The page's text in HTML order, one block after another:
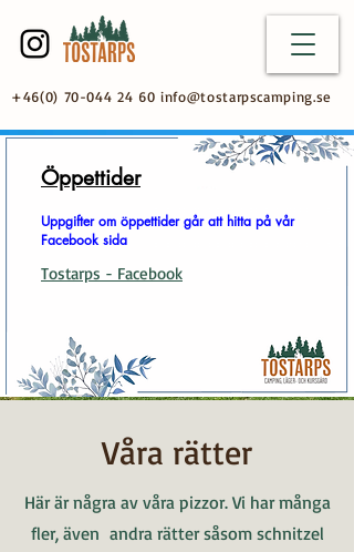
info@tostarpscamping.se
+46(0) 70-044 24 60
Öppettider
Uppgifter om öppettider går att hitta på vår
Facebook sida
Tostarps - Facebook
Våra rätter
Här är några av våra pizzor. Vi har många
fler, även andra rätter såsom schnitzel